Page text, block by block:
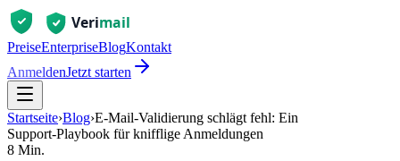
PreiseEnterpriseBlogKontakt
AnmeldenJetzt starten
Startseite›Blog›E‑Mail‑Validierung schlägt fehl: Ein
Support‑Playbook für knifflige Anmeldungen
8 Min.